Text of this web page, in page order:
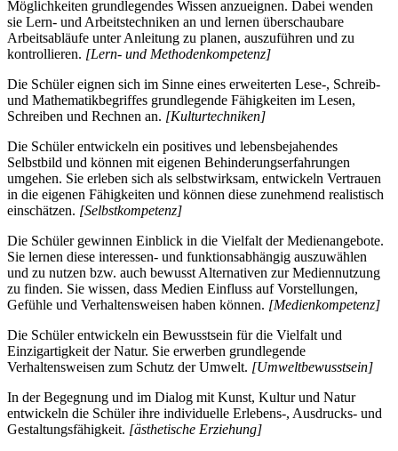
Möglichkeiten grundlegendes Wissen anzueignen. Dabei wenden
sie Lern- und Arbeitstechniken an und lernen überschaubare
Arbeitsabläufe unter Anleitung zu planen, auszuführen und zu
kontrollieren. [Lern- und Methodenkompetenz]
Die Schüler eignen sich im Sinne eines erweiterten Lese-, Schreib-
und Mathematikbegriffes grundlegende Fähigkeiten im Lesen,
Schreiben und Rechnen an. [Kulturtechniken]
Die Schüler entwickeln ein positives und lebensbejahendes
Selbstbild und können mit eigenen Behinderungserfahrungen
umgehen. Sie erleben sich als selbstwirksam, entwickeln Vertrauen
in die eigenen Fähigkeiten und können diese zunehmend realistisch
einschätzen. [Selbstkompetenz]
Die Schüler gewinnen Einblick in die Vielfalt der Medienangebote.
Sie lernen diese interessen- und funktionsabhängig auszuwählen
und zu nutzen bzw. auch bewusst Alternativen zur Mediennutzung
zu finden. Sie wissen, dass Medien Einfluss auf Vorstellungen,
Gefühle und Verhaltensweisen haben können. [Medienkompetenz]
Die Schüler entwickeln ein Bewusstsein für die Vielfalt und
Einzigartigkeit der Natur. Sie erwerben grundlegende
Verhaltensweisen zum Schutz der Umwelt. [Umweltbewusstsein]
In der Begegnung und im Dialog mit Kunst, Kultur und Natur
entwickeln die Schüler ihre individuelle Erlebens-, Ausdrucks- und
Gestaltungsfähigkeit. [ästhetische Erziehung]